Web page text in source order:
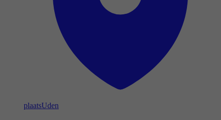
plaatsUden